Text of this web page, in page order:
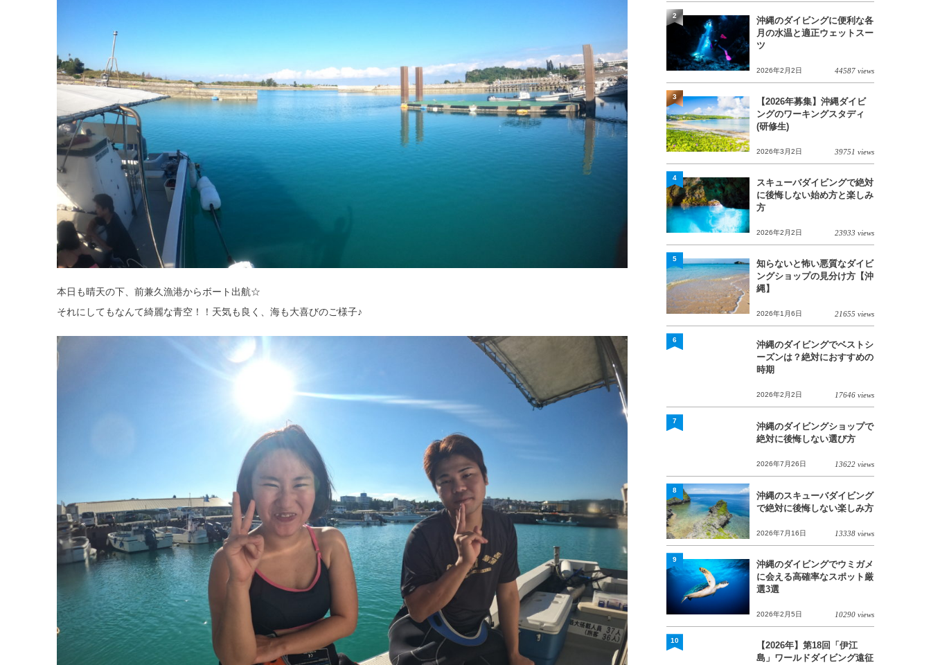
本日も晴天の下、前兼久漁港からボート出航☆
それにしてもなんて綺麗な青空！！天気も良く、海も大喜びのご様子♪
沖縄のダイビングに便利な各
月の水温と適正ウェットスー
ツ
2026年2月2日 44587 views
2
【2026年募集】沖縄ダイビ
ングのワーキングスタディ
(研修生)
2026年3月2日 39751 views
3
スキューバダイビングで絶対
に後悔しない始め方と楽しみ
方
2026年2月2日 23933 views
4
知らないと怖い悪質なダイビ
ングショップの見分け方【沖
縄】
2026年1月6日 21655 views
5
沖縄のダイビングでベストシ
ーズンは？絶対におすすめの
時期
2026年2月2日 17646 views
6
沖縄のダイビングショップで
絶対に後悔しない選び方
2026年7月26日 13622 views
7
沖縄のスキューバダイビング
で絶対に後悔しない楽しみ方
2026年7月16日 13338 views
8
沖縄のダイビングでウミガメ
に会える高確率なスポット厳
選3選
2026年2月5日 10290 views
9
【2026年】第18回「伊江
島」ワールドダイビング遠征
10